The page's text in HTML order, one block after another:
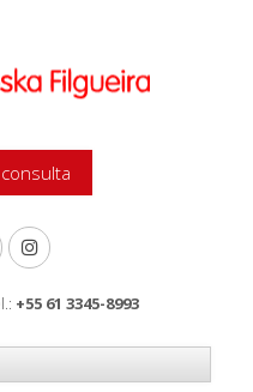
+55 61 3345-8993